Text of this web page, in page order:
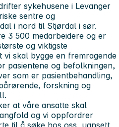
sykehusene i Levanger
sentre og
i nord til Stjørdal i sør.
3 500 medarbeidere og er
og viktigste
vi skal bygge en fremragende
pasientene og befolkningen,
som er pasientbehandling,
forskning og
at våre ansatte skal
og vi oppfordrer
til å søke hos oss, uansett